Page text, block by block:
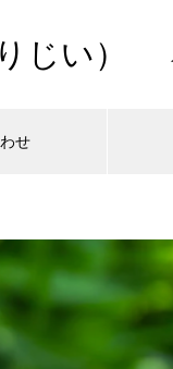
じい）
せ